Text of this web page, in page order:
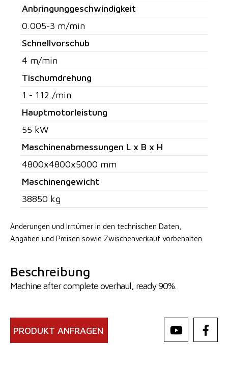
Anbringunggeschwindigkeit
0.005-3 m/min
Schnellvorschub
4 m/min
Tischumdrehung
1 - 112 /min
Hauptmotorleistung
55 kW
Maschinenabmessungen L x B x H
4800x4800x5000 mm
Maschinengewicht
38850 kg
Änderungen und Irrtümer in den technischen Daten,
Angaben und Preisen sowie Zwischenverkauf vorbehalten.
Beschreibung
Machine after complete overhaul, ready 90%.
PRODUKT ANFRAGEN